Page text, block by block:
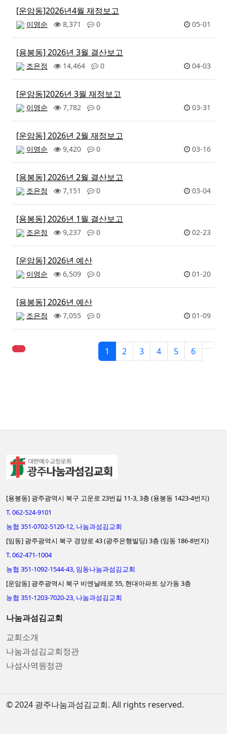
[운암동]2026년4월 재정보고
이영순 8,371 0 05-01
[용봉동] 2026년 3월 결산보고
조은정 14,464 0 04-03
[운암동]2026년 3월 재정보고
이영순 7,782 0 03-31
[운암동] 2026년 2월 재정보고
이영순 9,420 0 03-16
[용봉동] 2026년 2월 결산보고
조은정 7,151 0 03-04
[용봉동] 2026년 1월 결산보고
조은정 9,237 0 02-23
[운암동] 2026년 예산
이영순 6,509 0 01-20
[용봉동] 2026년 예산
조은정 7,055 0 01-09
1 2 3 4 5 6
[용봉동] 광주광역시 북구 고운로 23번길 11-3, 3층 (용봉동 1423-4번지)
T. 062-524-9101
농협 351-0702-5120-12, 나눔과섬김교회
[임동] 광주광역시 북구 경양로 43 (광주은행빌딩) 3층 (임동 186-8번지)
T. 062-471-1004
농협 351-1092-1544-43, 임동나눔과섬김교회
[운암동] 광주광역시 북구 비엔날레로 55, 현대아파트 상가동 3층
농협 351-1203-7020-23, 나눔과섬김교회
나눔과섬김교회
교회소개
나눔과섬김교회정관
나섬사역원정관
© 2024 광주나눔과섬김교회. All rights reserved.